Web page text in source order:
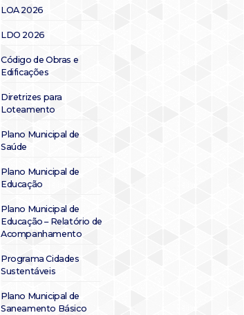
LOA 2026
LDO 2026
Código de Obras e
Edificações
Diretrizes para
Loteamento
Plano Municipal de
Saúde
Plano Municipal de
Educação
Plano Municipal de
Educação – Relatório de
Acompanhamento
Programa Cidades
Sustentáveis
Plano Municipal de
Saneamento Básico